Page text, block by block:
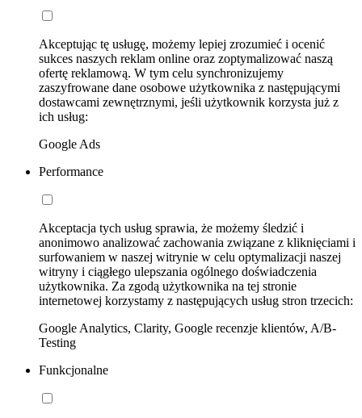
Akceptując tę usługę, możemy lepiej zrozumieć i ocenić
sukces naszych reklam online oraz zoptymalizować naszą
ofertę reklamową. W tym celu synchronizujemy
zaszyfrowane dane osobowe użytkownika z następującymi
dostawcami zewnętrznymi, jeśli użytkownik korzysta już z
ich usług:
Google Ads
Performance
Akceptacja tych usług sprawia, że możemy śledzić i
anonimowo analizować zachowania związane z kliknięciami i
surfowaniem w naszej witrynie w celu optymalizacji naszej
witryny i ciągłego ulepszania ogólnego doświadczenia
użytkownika. Za zgodą użytkownika na tej stronie
internetowej korzystamy z następujących usług stron trzecich:
Google Analytics, Clarity, Google recenzje klientów, A/B-
Testing
Funkcjonalne